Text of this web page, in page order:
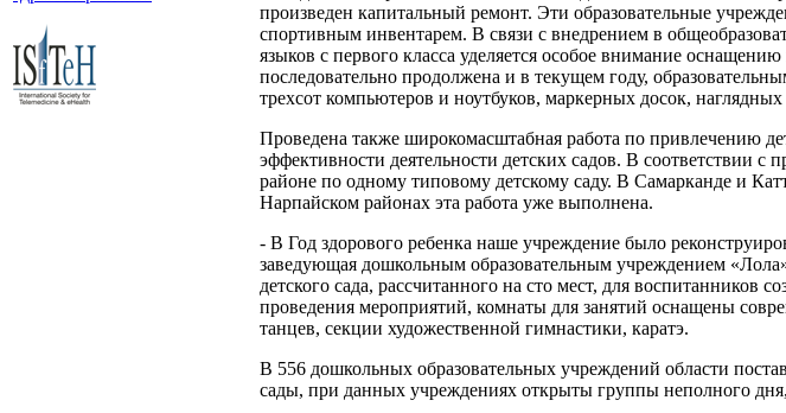
произведен капитальный ремонт. Эти образовательные
спортивным инвентарем. В связи с внедрением в
языков с первого класса уделяется особое внимание
последовательно продолжена и в текущем году,
трехсот компьютеров и ноутбуков, маркерных досок,
Проведена также широкомасштабная работа по привлечению
эффективности деятельности детских садов. В соответствии с
районе по одному типовому детскому саду. В Самарканде и
Нарпайском районах эта работа уже выполнена.
- В Год здорового ребенка наше учреждение было
заведующая дошкольным образовательным учреждением
детского сада, рассчитанного на сто мест, для воспитанников
проведения мероприятий, комнаты для занятий оснащены
танцев, секции художественной гимнастики, каратэ.
В 556 дошкольных образовательных учреждений области
сады, при данных учреждениях открыты группы неполного